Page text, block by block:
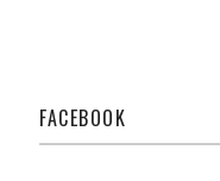
FACEBOOK